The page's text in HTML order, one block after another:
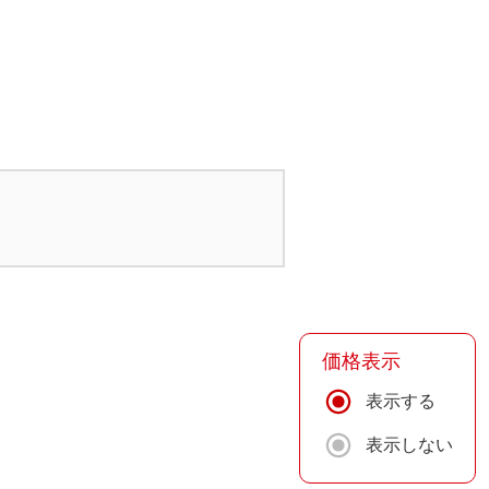
価格表示
表示する
表示しない